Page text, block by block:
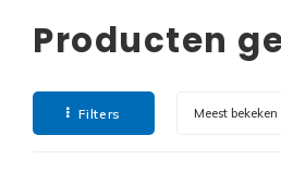
Producten
Filters Meest bekeken